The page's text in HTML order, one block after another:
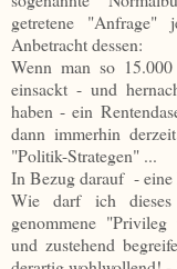
getretene "Anfrage"
Anbetracht dessen:
Wenn man so
einsackt - und
haben - ein
dann immerhin
"Politik-Strategen" ...
In Bezug darauf - eine
Wie darf ich dieses
genommene "Privileg
und zustehend